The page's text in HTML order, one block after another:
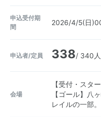
申込受付期
間
2026/4/5(日
申込者/定員 338/ 340人
会場
【受付・スタ
【ゴール】八
レイルの一部。